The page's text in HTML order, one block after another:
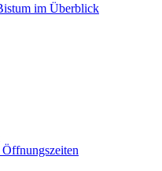
im Überblick